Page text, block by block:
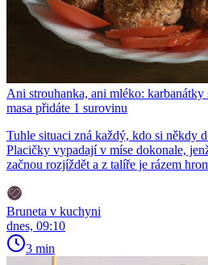
Ani strouhanka, ani mléko: karbanátky
masa přidáte 1 surovinu
Tuhle situaci zná každý, kdo si někdy
Placičky vypadají v míse dokonale,
začnou rozjíždět a z talíře je rázem
Bruneta v kuchyni
dnes, 09:10
3 min